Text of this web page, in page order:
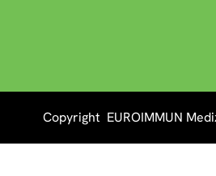
Copyright EUROIMMUN